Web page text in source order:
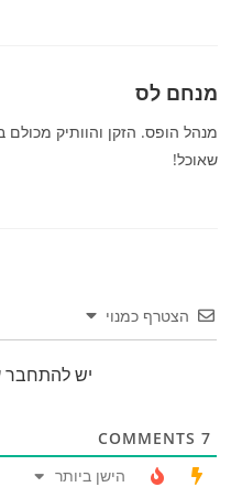
מנחם לס
מנהל הופס. הזקן והוותיק מכולם
שאוכל!
הצטרף כמנוי
יש להתחבר
7
הישן ביותר